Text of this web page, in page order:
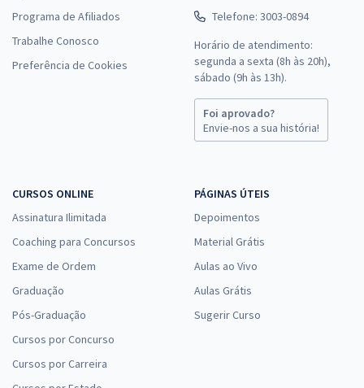
Programa de Afiliados
Trabalhe Conosco
Preferência de Cookies
Telefone: 3003-0894
Horário de atendimento:
segunda a sexta (8h às 20h),
sábado (9h às 13h).
Foi aprovado?
Envie-nos a sua história!
CURSOS ONLINE
Assinatura Ilimitada
Coaching para Concursos
Exame de Ordem
Graduação
Pós-Graduação
Cursos por Concurso
Cursos por Carreira
PÁGINAS ÚTEIS
Depoimentos
Material Grátis
Aulas ao Vivo
Aulas Grátis
Sugerir Curso